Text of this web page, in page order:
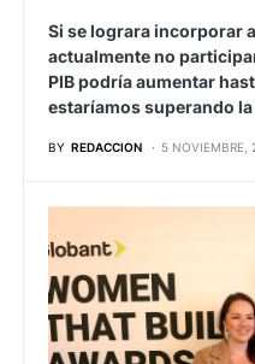
Si se lograra incorporar
actualmente no
PIB podría aumentar
estaríamos superando
BY REDACCION 5 NOVIEMBRE,